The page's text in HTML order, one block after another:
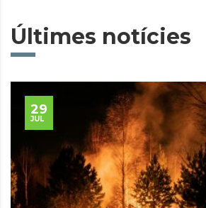
Últimes notícies
29
JUL